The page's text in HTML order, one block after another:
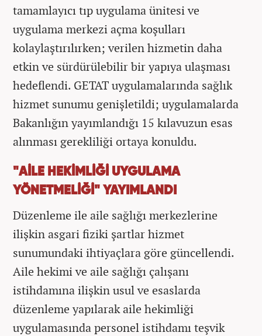
tamamlayıcı tıp uygulama ünitesi ve
uygulama merkezi açma koşulları
kolaylaştırılırken; verilen hizmetin daha
etkin ve sürdürülebilir bir yapıya ulaşması
hedeflendi. GETAT uygulamalarında sağlık
hizmet sunumu genişletildi; uygulamalarda
Bakanlığın yayımlandığı 15 kılavuzun esas
alınması gerekliliği ortaya konuldu.
"AİLE HEKİMLİĞİ UYGULAMA
YÖNETMELİĞİ" YAYIMLANDI
Düzenleme ile aile sağlığı merkezlerine
ilişkin asgari fiziki şartlar hizmet
sunumundaki ihtiyaçlara göre güncellendi.
Aile hekimi ve aile sağlığı çalışanı
istihdamına ilişkin usul ve esaslarda
düzenleme yapılarak aile hekimliği
uygulamasında personel istihdamı teşvik